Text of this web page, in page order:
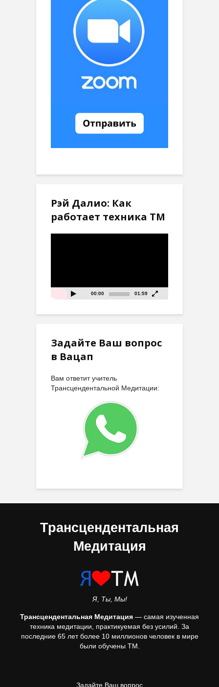
Рэй Далио: Как
работает техника ТМ
00:00 01:59
Задайте Ваш вопрос
в Вацап
Вам ответит учитель
Трансцендентальной Медитации:
Трансцендентальная
Медитация
Я, Ты, Мы!
Трансцендентальная Медитация — самая изученная
техника медитации, практикуемая без усилий. За
последние 65 лет более 10 миллионов человек в мире
были обучены ТМ.
Задайте Ваш вопрос